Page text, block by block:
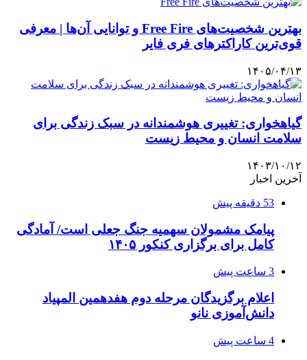
بهترین شخصیت‌های Free Fire و توانایی آن‌ها | معرفی
قوی‌ترین کاراکترهای فری فایر
۱۴۰۵/۰۴/۱۳
گیاهخواری: تغییری هوشمندانه در سبک زندگی برای
سلامت انسان و محیط زیست
۱۴۰۳/۱۰/۱۲
آخرین اخبار
53 دقیقه پیش
پیامک مشمولان سهمیه جنگ جعلی است/ آمادگی
کامل برای برگزاری کنکور ۱۴۰۵
3 ساعت پیش
اعلام برگزیدگان مرحله دوم هفدهمین المپیاد
دانش‌آموزی نانو
4 ساعت پیش